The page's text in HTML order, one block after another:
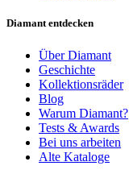
Diamant entdecken
Über Diamant
Geschichte
Kollektionsräder
Blog
Warum Diamant?
Tests & Awards
Bei uns arbeiten
Alte Kataloge